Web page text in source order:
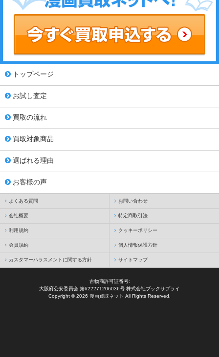
トップページ
お試し査定
買取の流れ
買取対象商品
選ばれる理由
お客様の声
よくある質問 お問い合わせ
会社概要 特定商取引法
利用規約 クッキーポリシー
会員規約 個人情報保護方針
カスタマーハラスメントに関する方針 サイトマップ
古物商許可証番号:
大阪府公安委員会 第622271206036号 株式会社ブックサプライ
Copyright © 2026 漫画買取ネット All Rights Reserved.